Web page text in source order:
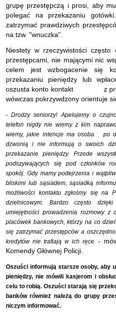
grupę przestępczą i prosi, aby
polegać na przekazaniu
zatrzymać prawdziwych
na tzw. "wnuczka".
Niestety w rzeczywistości
przestępcami, nie mającymi nic
celem jest wzbogacenie się
przekazaniu pieniędzy lub
oszusta konto kontakt z
wówczas pokrzywdzony orientuje
- Drodzy seniorzy! Apelujemy o
telefon nigdy nie wiemy z kim
wiemy, jakie intencje ma osoba po
dzwonią i nie informują o swoich
przekazanie pieniędzy. Przede
podszywających się pod członków
spokój. Gdy mamy podejrzenia i
bliskimi lub sąsiadem, sąsiadką
możliwości kontaktu zgłośmy się na
dzielnicowym. Bardzo często
umiejętności prowadzenia rozmowy z
placówek bankowych, którzy na co
się zatrzymać przestępców a
kredytów nie trafiają w ich ręce -
Komendy Głównej Policji.
Oszuści informują starsze osoby, aby
pieniędzy, nie mówili kasjerom i
celu to robią. Oszuści starają się
banków również należą do grupy
niczym informować.